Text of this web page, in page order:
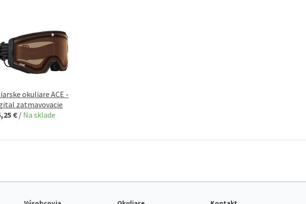
okuliare ACE -
zatmavovacie
€ / Na sklade